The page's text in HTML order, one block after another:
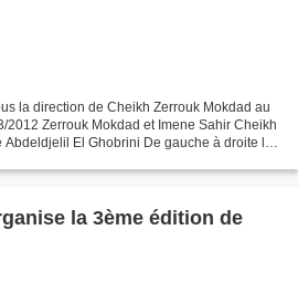
la direction de Cheikh Zerrouk Mokdad au
2012 Zerrouk Mokdad et Imene Sahir Cheikh
El Ghobrini De gauche à droite les
la 3ème édition de